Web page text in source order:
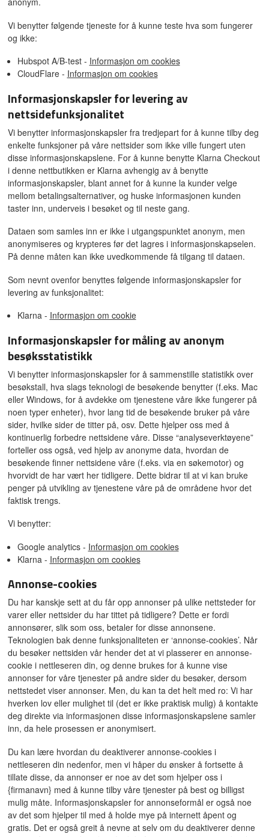
Vi benytter følgende tjeneste for å kunne teste hva som fungerer
og ikke:
Hubspot A/B-test - Informasjon om cookies
CloudFlare - Informasjon om cookies
Informasjonskapsler for levering av
nettsidefunksjonalitet
Vi benytter informasjonskapsler fra tredjepart for å kunne tilby deg
enkelte funksjoner på våre nettsider som ikke ville fungert uten
disse informasjonskapslene. For å kunne benytte Klarna Checkout
i denne nettbutikken er Klarna avhengig av å benytte
informasjonskapsler, blant annet for å kunne la kunder velge
mellom betalingsalternativer, og huske informasjonen kunden
taster inn, underveis i besøket og til neste gang.
Dataen som samles inn er ikke i utgangspunktet anonym, men
anonymiseres og krypteres før det lagres i informasjonskapselen.
På denne måten kan ikke uvedkommende få tilgang til dataen.
Som nevnt ovenfor benyttes følgende informasjonskapsler for
levering av funksjonalitet:
Klarna - Informasjon om cookie
Informasjonskapsler for måling av anonym
besøksstatistikk
Vi benytter informasjonskapsler for å sammenstille statistikk over
besøkstall, hva slags teknologi de besøkende benytter (f.eks. Mac
eller Windows, for å avdekke om tjenestene våre ikke fungerer på
noen typer enheter), hvor lang tid de besøkende bruker på våre
sider, hvilke sider de titter på, osv. Dette hjelper oss med å
kontinuerlig forbedre nettsidene våre. Disse “analyseverktøyene”
forteller oss også, ved hjelp av anonyme data, hvordan de
besøkende finner nettsidene våre (f.eks. via en søkemotor) og
hvorvidt de har vært her tidligere. Dette bidrar til at vi kan bruke
penger på utvikling av tjenestene våre på de områdene hvor det
faktisk trengs.
Vi benytter:
Google analytics - Informasjon om cookies
Klarna - Informasjon om cookies
Annonse-cookies
Du har kanskje sett at du får opp annonser på ulike nettsteder for
varer eller nettsider du har tittet på tidligere? Dette er fordi
annonsører, slik som oss, betaler for disse annonsene.
Teknologien bak denne funksjonaliteten er ‘annonse-cookies’. Når
du besøker nettsiden vår hender det at vi plasserer en annonse-
cookie i nettleseren din, og denne brukes for å kunne vise
annonser for våre tjenester på andre sider du besøker, dersom
nettstedet viser annonser. Men, du kan ta det helt med ro: Vi har
hverken lov eller mulighet til (det er ikke praktisk mulig) å kontakte
deg direkte via informasjonen disse informasjonskapslene samler
inn, da hele prosessen er anonymisert.
Du kan lære hvordan du deaktiverer annonse-cookies i
nettleseren din nedenfor, men vi håper du ønsker å fortsette å
tillate disse, da annonser er noe av det som hjelper oss i
{firmanavn} med å kunne tilby våre tjenester på best og billigst
mulig måte. Informasjonskapsler for annonseformål er også noe
av det som hjelper til med å holde mye på internett åpent og
gratis. Det er også greit å nevne at selv om du deaktiverer denne